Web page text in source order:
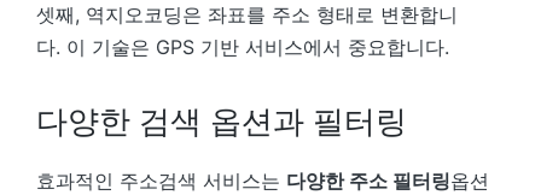
셋째, 역지오코딩은 좌표를 주소 형태로 변환합니
다. 이 기술은 GPS 기반 서비스에서 중요합니다.
다양한 검색 옵션과 필터링
효과적인 주소검색 서비스는 다양한 주소 필터링옵션